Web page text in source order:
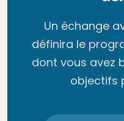
Un échange
définira le
dont vous avez
objectifs